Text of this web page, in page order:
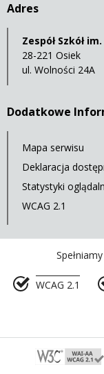
Adres
Zespół Szkół
28-221 Osiek
ul. Wolności 24A
Dodatkowe
Mapa serwisu
Deklaracja
Statystyki
WCAG 2.1
WCAG 2.1